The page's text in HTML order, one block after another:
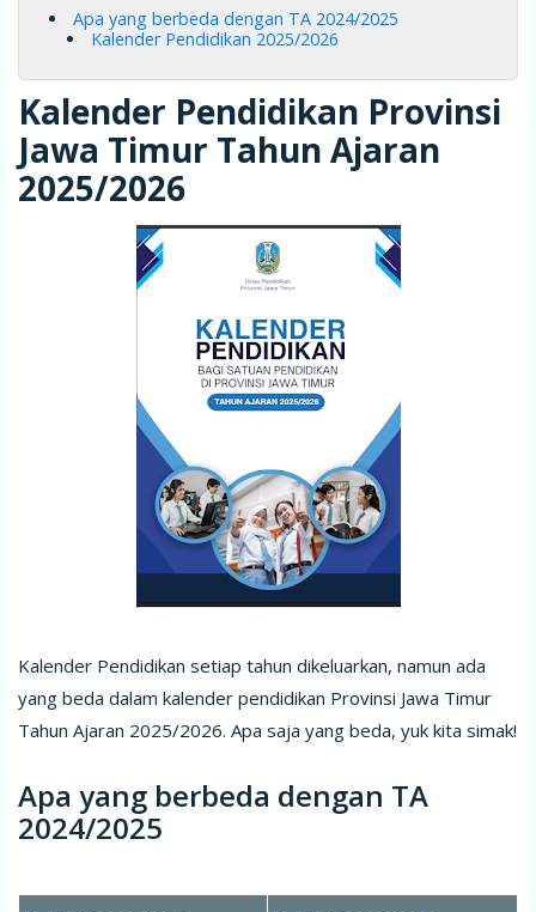
Apa yang berbeda dengan TA 2024/2025
Kalender Pendidikan 2025/2026
Kalender Pendidikan Provinsi
Jawa Timur Tahun Ajaran
2025/2026
Kalender Pendidikan setiap tahun dikeluarkan, namun ada
yang beda dalam kalender pendidikan Provinsi Jawa Timur
Tahun Ajaran 2025/2026. Apa saja yang beda, yuk kita simak!
Apa yang berbeda dengan TA
2024/2025